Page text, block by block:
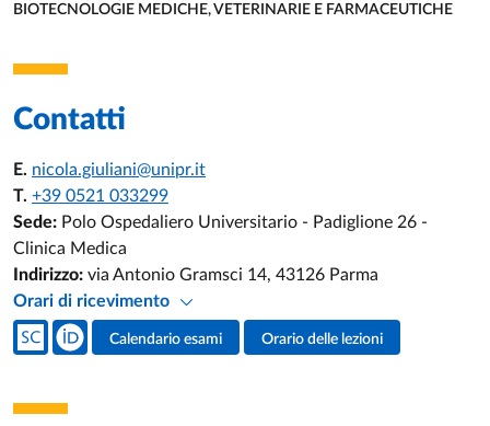
BIOTECNOLOGIE MEDICHE, VETERINARIE E FARMACEUTICHE
Contatti
E. nicola.giuliani@unipr.it
T. +39 0521 033299
Sede: Polo Ospedaliero Universitario - Padiglione 26 -
Clinica Medica
Indirizzo: via Antonio Gramsci 14, 43126 Parma
Orari di ricevimento
Social del docente
Calendario esami Orario delle lezioni